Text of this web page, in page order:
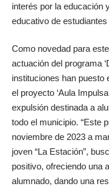
interés por la educación
educativo de
Como novedad para
actuación del programa
instituciones han puesto
el proyecto ‘Aula
expulsión destinada a
todo el municipio. “Este
noviembre de 2023 a
joven “La Estación”,
positivo, ofreciendo una
alumnado, dando una